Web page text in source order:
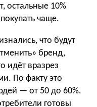
остальные 10%
чаще.
что будут
бренд,
идёт вразрез
По факту это
— от 50 до 60%.
готовы